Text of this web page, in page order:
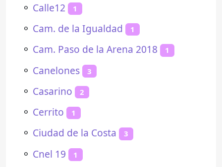
⚬ Calle12 1
⚬ Cam. de la Igualdad 1
⚬ Cam. Paso de la Arena 2018 1
⚬ Canelones 3
⚬ Casarino 2
⚬ Cerrito 1
⚬ Ciudad de la Costa 3
⚬ Cnel 19 1